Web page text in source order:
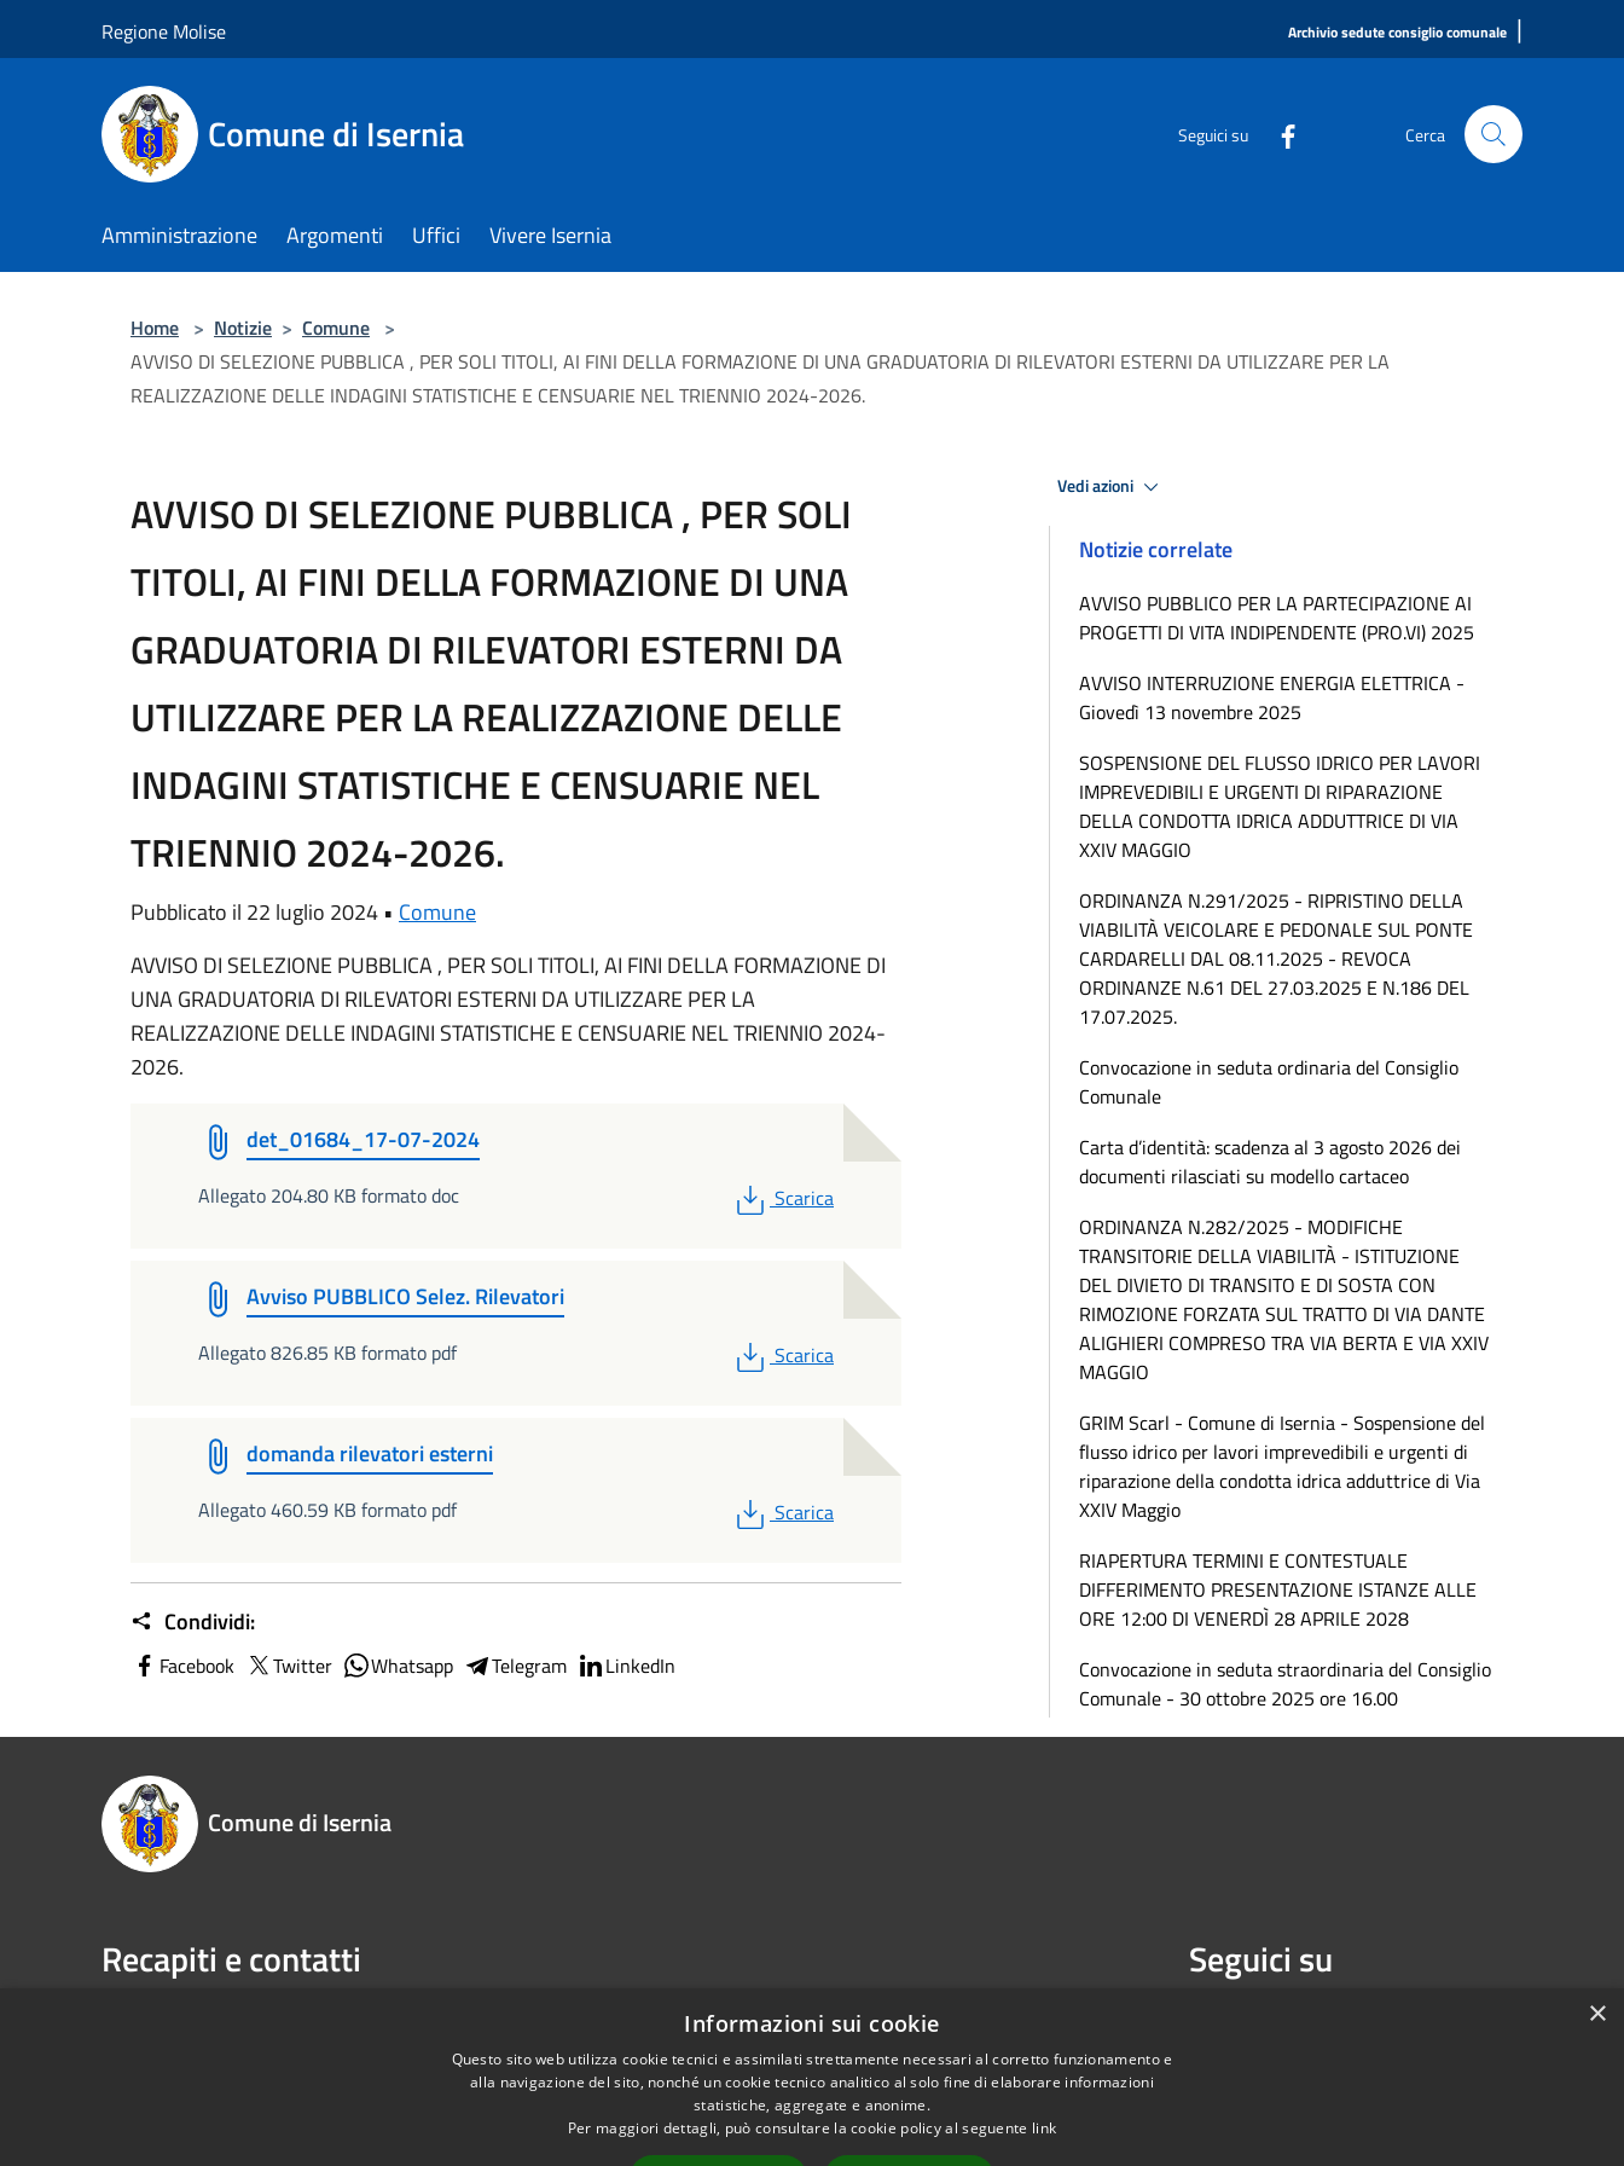
Regione Molise Archivio sedute consiglio comunale |
Comune di Isernia Seguici su Cerca
Amministrazione Argomenti Uffici Vivere Isernia
Home > Notizie > Comune >
AVVISO DI SELEZIONE PUBBLICA , PER SOLI TITOLI, AI FINI DELLA FORMAZIONE DI UNA GRADUATORIA DI RILEVATORI ESTERNI DA UTILIZZARE PER LA
REALIZZAZIONE DELLE INDAGINI STATISTICHE E CENSUARIE NEL TRIENNIO 2024-2026.
AVVISO DI SELEZIONE PUBBLICA , PER SOLI
TITOLI, AI FINI DELLA FORMAZIONE DI UNA
GRADUATORIA DI RILEVATORI ESTERNI DA
UTILIZZARE PER LA REALIZZAZIONE DELLE
INDAGINI STATISTICHE E CENSUARIE NEL
TRIENNIO 2024-2026.
Pubblicato il 22 luglio 2024 • Comune
AVVISO DI SELEZIONE PUBBLICA , PER SOLI TITOLI, AI FINI DELLA FORMAZIONE DI
UNA GRADUATORIA DI RILEVATORI ESTERNI DA UTILIZZARE PER LA
REALIZZAZIONE DELLE INDAGINI STATISTICHE E CENSUARIE NEL TRIENNIO 2024-
2026.
det_01684_17-07-2024
Allegato 204.80 KB formato doc PDF
Scarica
Avviso PUBBLICO Selez. Rilevatori
Allegato 826.85 KB formato pdf PDF
Scarica
domanda rilevatori esterni
Allegato 460.59 KB formato pdf PDF
Scarica
Condividi:
Facebook Twitter Whatsapp Telegram LinkedIn
Vedi azioni
Notizie correlate
AVVISO PUBBLICO PER LA PARTECIPAZIONE AI
PROGETTI DI VITA INDIPENDENTE (PRO.VI) 2025
AVVISO INTERRUZIONE ENERGIA ELETTRICA -
Giovedì 13 novembre 2025
SOSPENSIONE DEL FLUSSO IDRICO PER LAVORI
IMPREVEDIBILI E URGENTI DI RIPARAZIONE
DELLA CONDOTTA IDRICA ADDUTTRICE DI VIA
XXIV MAGGIO
ORDINANZA N.291/2025 - RIPRISTINO DELLA
VIABILITÀ VEICOLARE E PEDONALE SUL PONTE
CARDARELLI DAL 08.11.2025 - REVOCA
ORDINANZE N.61 DEL 27.03.2025 E N.186 DEL
17.07.2025.
Convocazione in seduta ordinaria del Consiglio
Comunale
Carta d’identità: scadenza al 3 agosto 2026 dei
documenti rilasciati su modello cartaceo
ORDINANZA N.282/2025 - MODIFICHE
TRANSITORIE DELLA VIABILITÀ - ISTITUZIONE
DEL DIVIETO DI TRANSITO E DI SOSTA CON
RIMOZIONE FORZATA SUL TRATTO DI VIA DANTE
ALIGHIERI COMPRESO TRA VIA BERTA E VIA XXIV
MAGGIO
GRIM Scarl - Comune di Isernia - Sospensione del
flusso idrico per lavori imprevedibili e urgenti di
riparazione della condotta idrica adduttrice di Via
XXIV Maggio
RIAPERTURA TERMINI E CONTESTUALE
DIFFERIMENTO PRESENTAZIONE ISTANZE ALLE
ORE 12:00 DI VENERDÌ 28 APRILE 2028
Convocazione in seduta straordinaria del Consiglio
Comunale - 30 ottobre 2025 ore 16.00
Comune di Isernia
Recapiti e contatti
Email:protocollo@comune.isernia.it
Pec: comuneisernia@pec.it
Seguici su
×
Informazioni sui cookie
Questo sito web utilizza cookie tecnici e assimilati strettamente necessari al corretto funzionamento e
alla navigazione del sito, nonché un cookie tecnico analitico al solo fine di elaborare informazioni
statistiche, aggregate e anonime.
Per maggiori dettagli, può consultare la cookie policy al seguente link